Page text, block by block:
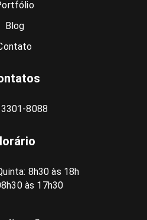
Blog
8088
8h30 às 18h
às 17h30